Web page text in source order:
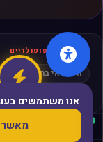
חיפושים פופולריים
חשמלאי בתל אביב
עסקים מאומתים
אנו משתמשים
מאשר